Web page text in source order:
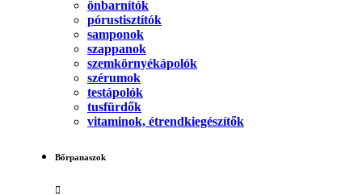
önbarnítók
pórustisztítók
samponok
szappanok
szemkörnyékápolók
szérumok
testápolók
tusfürdők
vitaminok, étrendkiegészítők
Bőrpanaszok